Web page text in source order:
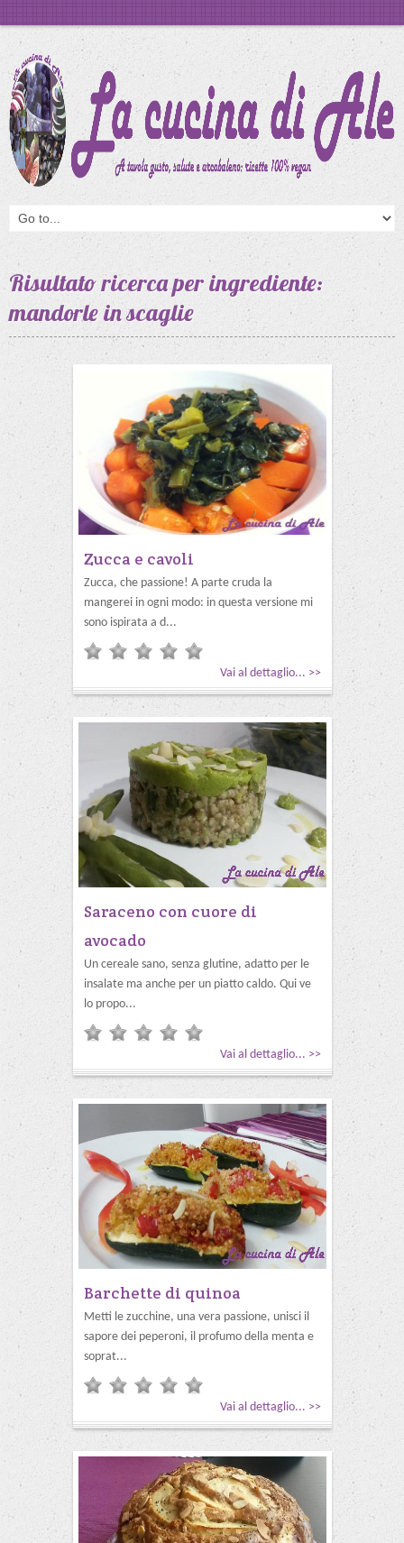
Risultato ricerca per ingrediente:
mandorle in scaglie
Zucca e cavoli
Zucca, che passione! A parte cruda la
mangerei in ogni modo: in questa versione mi
sono ispirata a d...
Vai al dettaglio... >>
Saraceno con cuore di
avocado
Un cereale sano, senza glutine, adatto per le
insalate ma anche per un piatto caldo. Qui ve
lo propo...
Vai al dettaglio... >>
Barchette di quinoa
Metti le zucchine, una vera passione, unisci il
sapore dei peperoni, il profumo della menta e
soprat...
Vai al dettaglio... >>